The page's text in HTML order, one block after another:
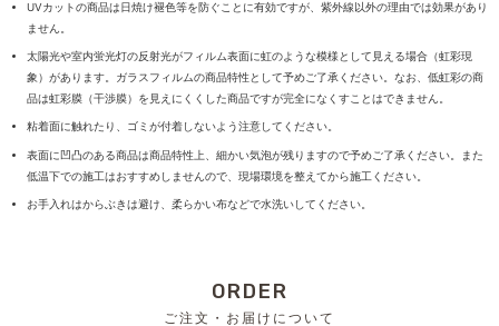
UVカットの商品は日焼け褪色等を防ぐことに有効ですが、紫外線以外の理由では効果があり
ません。
太陽光や室内蛍光灯の反射光がフィルム表面に虹のような模様として見える場合（虹彩現
象）があります。ガラスフィルムの商品特性として予めご了承ください。なお、低虹彩の商
品は虹彩膜（干渉膜）を見えにくくした商品ですが完全になくすことはできません。
粘着面に触れたり、ゴミが付着しないよう注意してください。
表面に凹凸のある商品は商品特性上、細かい気泡が残りますので予めご了承ください。また
低温下での施工はおすすめしませんので、現場環境を整えてから施工ください。
お手入れはからぶきは避け、柔らかい布などで水洗いしてください。
ORDER
ご注文・お届けについて